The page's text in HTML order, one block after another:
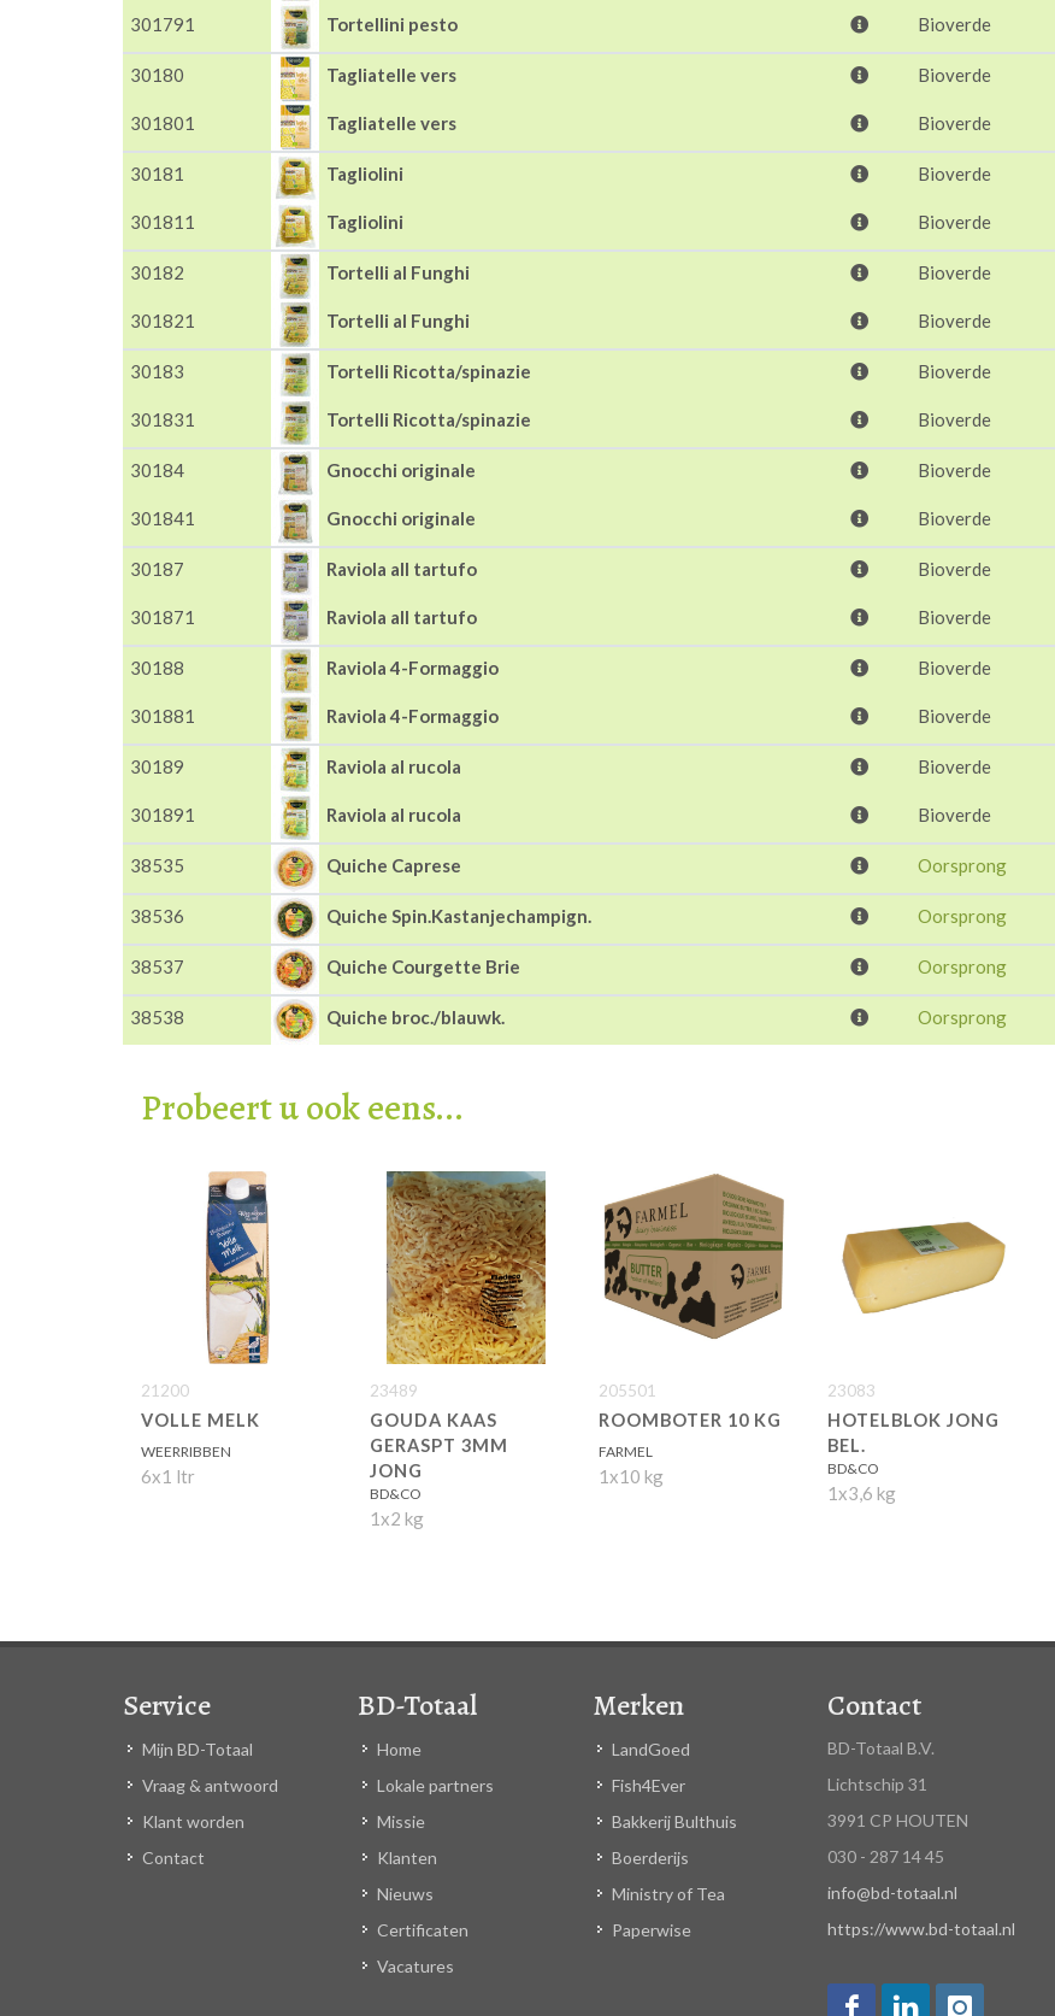
301791 Tortellini pesto Bioverde
30180 Tagliatelle vers Bioverde
301801 Tagliatelle vers Bioverde
30181 Tagliolini Bioverde
301811 Tagliolini Bioverde
30182 Tortelli al Funghi Bioverde
301821 Tortelli al Funghi Bioverde
30183 Tortelli Ricotta/spinazie Bioverde
301831 Tortelli Ricotta/spinazie Bioverde
30184 Gnocchi originale Bioverde
301841 Gnocchi originale Bioverde
30187 Raviola all tartufo Bioverde
301871 Raviola all tartufo Bioverde
30188 Raviola 4-Formaggio Bioverde
301881 Raviola 4-Formaggio Bioverde
30189 Raviola al rucola Bioverde
301891 Raviola al rucola Bioverde
38535 Quiche Caprese Oorsprong
38536 Quiche Spin.Kastanjechampign. Oorsprong
38537 Quiche Courgette Brie Oorsprong
38538 Quiche broc./blauwk. Oorsprong
Probeert u ook eens...
21200
VOLLE MELK
WEERRIBBEN
6x1 ltr
23489
GOUDA KAAS
GERASPT 3MM
JONG
BD&CO
1x2 kg
205501
ROOMBOTER 10 KG
FARMEL
1x10 kg
23083
HOTELBLOK JONG
BEL.
BD&CO
1x3,6 kg
Service
Mijn BD-Totaal
Vraag & antwoord
Klant worden
Contact
BD-Totaal
Home
Lokale partners
Missie
Klanten
Nieuws
Certificaten
Vacatures
Merken
LandGoed
Fish4Ever
Bakkerij Bulthuis
Boerderijs
Ministry of Tea
Paperwise
Contact
BD-Totaal B.V.
Lichtschip 31
3991 CP HOUTEN
030 - 287 14 45
info@bd-totaal.nl
https://www.bd-totaal.nl